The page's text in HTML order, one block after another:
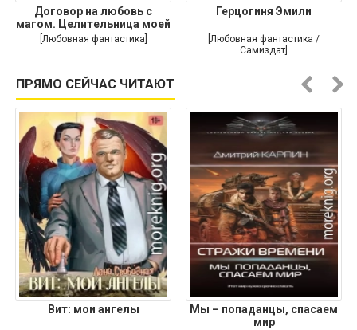
Договор на любовь с
магом. Целительница моей
души
[Любовная фантастика]
Герцогиня Эмили
[Любовная фантастика /
Самиздат]
ПРЯМО СЕЙЧАС ЧИТАЮТ
Вит: мои ангелы
Мы – попаданцы, спасаем
мир